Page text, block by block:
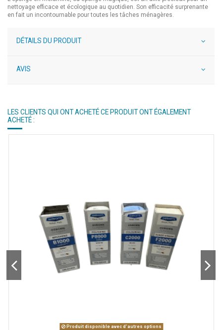
nettoyage efficace et écologique au quotidien. Son efficacité surprenante
en fait un incontournable pour toutes les tâches ménagères.
DÉTAILS DU PRODUIT
AVIS
LES CLIENTS QUI ONT ACHETÉ CE PRODUIT ONT ÉGALEMENT
ACHETÉ :
Produit disponible avec d'autres options